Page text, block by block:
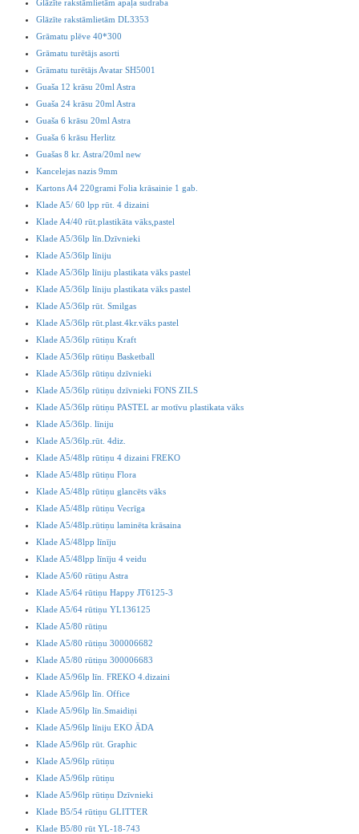
Glāzīte rakstāmlietām apaļa sudraba
Glāzīte rakstāmlietām DL3353
Grāmatu plēve 40*300
Grāmatu turētājs asorti
Grāmatu turētājs Avatar SH5001
Guaša 12 krāsu 20ml Astra
Guaša 24 krāsu 20ml Astra
Guaša 6 krāsu 20ml Astra
Guaša 6 krāsu Herlitz
Guašas 8 kr. Astra/20ml new
Kancelejas nazis 9mm
Kartons A4 220grami Folia krāsainie 1 gab.
Klade A5/ 60 lpp rūt. 4 dizaini
Klade A4/40 rūt.plastikāta vāks,pastel
Klade A5/36lp līn.Dzīvnieki
Klade A5/36lp līniju
Klade A5/36lp līniju plastikata vāks pastel
Klade A5/36lp līniju plastikata vāks pastel
Klade A5/36lp rūt. Smilgas
Klade A5/36lp rūt.plast.4kr.vāks pastel
Klade A5/36lp rūtiņu Kraft
Klade A5/36lp rūtiņu Basketball
Klade A5/36lp rūtiņu dzīvnieki
Klade A5/36lp rūtiņu dzīvnieki FONS ZILS
Klade A5/36lp rūtiņu PASTEL ar motīvu plastikata vāks
Klade A5/36lp. līniju
Klade A5/36lp.rūt. 4diz.
Klade A5/48lp rūtiņu 4 dizaini FREKO
Klade A5/48lp rūtiņu Flora
Klade A5/48lp rūtiņu glancēts vāks
Klade A5/48lp rūtiņu Vecrīga
Klade A5/48lp.rūtiņu laminēta krāsaina
Klade A5/48lpp līnīju
Klade A5/48lpp līnīju 4 veidu
Klade A5/60 rūtiņu Astra
Klade A5/64 rūtiņu Happy JT6125-3
Klade A5/64 rūtiņu YL136125
Klade A5/80 rūtiņu
Klade A5/80 rūtiņu 300006682
Klade A5/80 rūtiņu 300006683
Klade A5/96lp līn. FREKO 4.dizaini
Klade A5/96lp līn. Office
Klade A5/96lp līn.Smaidiņi
Klade A5/96lp līniju EKO ĀDA
Klade A5/96lp rūt. Graphic
Klade A5/96lp rūtiņu
Klade A5/96lp rūtiņu
Klade A5/96lp rūtiņu Dzīvnieki
Klade B5/54 rūtiņu GLITTER
Klade B5/80 rūt YL-18-743